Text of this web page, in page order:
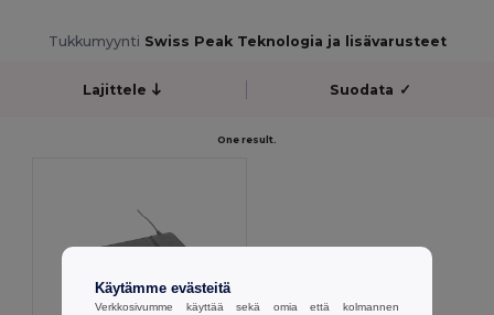
Tukkumyynti Swiss Peak Teknologia ja lisävarusteet
Lajittele Suodata ✓
One result.
Käytämme evästeitä
Verkkosivumme käyttää sekä omia että kolmannen